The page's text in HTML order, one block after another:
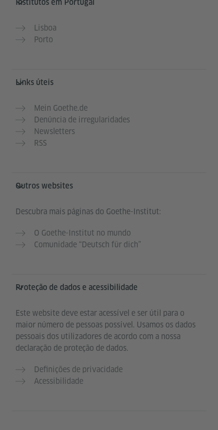
Institutos em Portugal
Lisboa
Porto
Links úteis
Mein Goethe.de
Denúncia de irregularidades
Newsletters
RSS
Outros websites
Descubra mais páginas do Goethe-Institut:
O Goethe-Institut no mundo
Comunidade “Deutsch für dich”
Proteção de dados e acessibilidade
Este website deve estar acessível e ser útil para o
maior número de pessoas possível. Usamos os dados
pessoais dos utilizadores de acordo com a nossa
declaração de proteção de dados.
Definições de privacidade
Acessibilidade